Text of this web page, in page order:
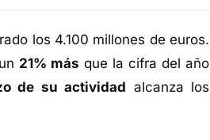
los 4.100 millones de euros.
21% más que la cifra del año
de su actividad alcanza los